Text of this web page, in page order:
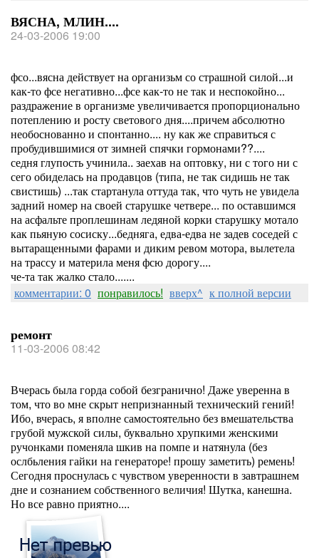
ВЯСНА, МЛИН....
24-03-2006 19:00
фсо...вясна действует на организьм со страшной силой...и
как-то фсе негативно...фсе как-то не так и неспокойно...
раздражение в организме увеличивается пропорционально
потеплению и росту светового дня....причем абсолютно
необоснованно и спонтанно.... ну как же справиться с
пробудившимися от зимней спячки гормонами??....
седня глупость учинила.. заехав на оптовку, ни с того ни с
сего обиделась на продавцов (типа, не так сидишь не так
свистишь) ...так стартанула оттуда так, что чуть не увидела
задний номер на своей старушке четвере... по оставшимся
на асфальте проплешинам ледяной корки старушку мотало
как пьяную сосиску...бедняга, едва-едва не задев соседей с
вытаращенными фарами и диким ревом мотора, вылетела
на трассу и материла меня фсю дорогу....
че-та так жалко стало.......
комментарии: 0 понравилось! вверх^ к полной версии
ремонт
11-03-2006 08:42
Вчерась была горда собой безгранично! Даже уверенна в
том, что во мне скрыт непризнанный технический гений!
Ибо, вчерась, я вполне самостоятельно без вмешательства
грубой мужской силы, буквально хрупкими женскими
ручонками поменяла шкив на помпе и натянула (без
ослбьления гайки на генераторе! прошу заметить) ремень!
Сегодня проснулась с чувством уверенности в завтрашнем
дне и сознанием собственного величия! Шутка, канешна.
Но все равно приятно....